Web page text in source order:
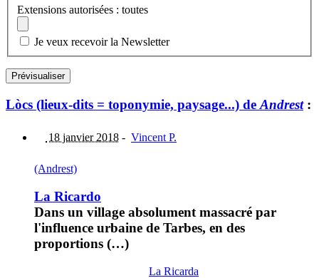
Extensions autorisées : toutes
Je veux recevoir la Newsletter
Lòcs (lieux-dits = toponymie, paysage...) de Andrest:
18 janvier 2018 - Vincent P.
(Andrest)
La Ricardo
Dans un village absolument massacré par
l'influence urbaine de Tarbes, en des
proportions (…)
La Ricarda